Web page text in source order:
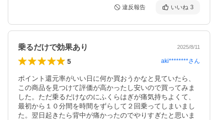
違反報告 いいね 3
乗るだけで効果あり 2025/8/11
5 aki********さん
ポイント還元率がいい日に何か買おうかなと見ていたら、
この商品を見つけて評価が高かったし安いので買ってみま
した。ただ乗るだけなのにふくらはぎが痛気持ちよくて、
最初から１０分間を時間をずらして２回乗ってしまいまし
た。翌日起きたら背中が痛かったのでやりすぎたと思いま